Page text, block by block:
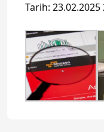
Tarih: 23.02.2025